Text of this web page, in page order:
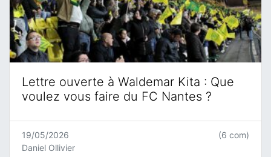
Lettre ouverte à Waldemar Kita : Que
voulez vous faire du FC Nantes ?
19/05/2026
Daniel Ollivier
(6 com)